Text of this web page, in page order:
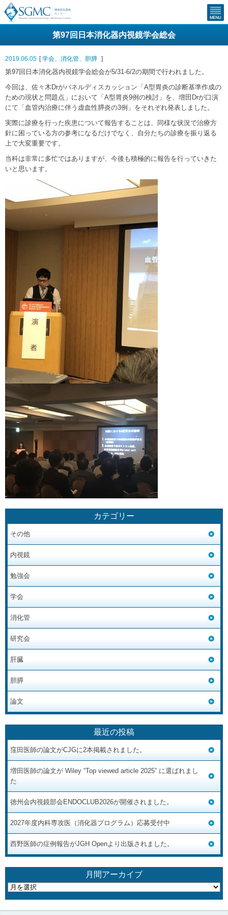
第97回日本消化器内視鏡学会総会
2019.06.05 [学会、 消化管、 胆膵 ]
第97回日本消化器内視鏡学会総会が5/31-6/2の期間で行われました。
今回は、佐々木Drがパネルディスカッション「A型胃炎の診断基準作成の
ための現状と問題点」において「A型胃炎9例の検討」を、増田Drが口演
にて「血管内治療に伴う虚血性膵炎の3例」をそれぞれ発表しました。
実際に診療を行った疾患について報告することは、同様な状況で治療方
針に困っている方の参考になるだけでなく、自分たちの診療を振り返る
上で大変重要です。
当科は非常に多忙ではありますが、今後も積極的に報告を行っていきた
いと思います。
カテゴリー
その他
内視鏡
勉強会
学会
消化管
研究会
肝臓
胆膵
論文
最近の投稿
窪田医師の論文がCJGに2本掲載されました。
増田医師の論文が Wiley “Top viewed article 2025” に選ばれまし
た
徳州会内視鏡部会ENDOCLUB2026が開催されました。
2027年度内科専攻医（消化器プログラム）応募受付中
西野医師の症例報告がJGH Openより出版されました。
月間アーカイブ